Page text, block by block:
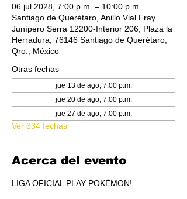
06 jul 2028, 7:00 p.m. – 10:00 p.m.
Santiago de Querétaro, Anillo Vial Fray
Junípero Serra 12200-Interior 206, Plaza la
Herradura, 76146 Santiago de Querétaro,
Qro., México
Otras fechas
jue 13 de ago, 7:00 p.m.
jue 20 de ago, 7:00 p.m.
jue 27 de ago, 7:00 p.m.
Ver 334 fechas
Acerca del evento
LIGA OFICIAL PLAY POKÉMON!